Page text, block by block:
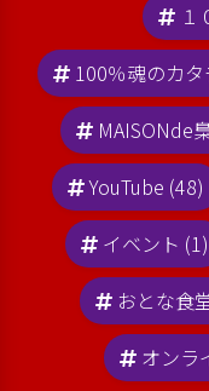
１
100％魂のカ
MAISONde
YouTube (48)
イベント (1)
おとな食
オンラ